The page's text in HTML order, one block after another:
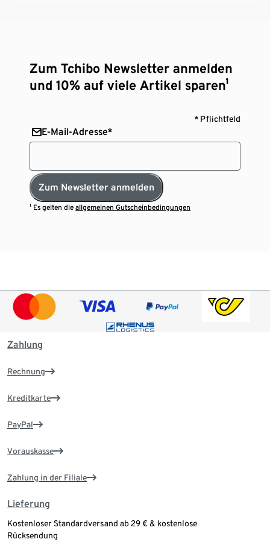
Zum Tchibo Newsletter anmelden
und 10% auf viele Artikel sparen¹
* Pflichtfeld
E-Mail-Adresse*
Zum Newsletter anmelden
¹ Es gelten dieallgemeinen Gutscheinbedingungen
Zahlung
Rechnung
Kreditkarte
PayPal
Vorauskasse
Zahlung in der Filiale
Lieferung
Kostenloser Standardversand ab 29 € & kostenlose
Rücksendung